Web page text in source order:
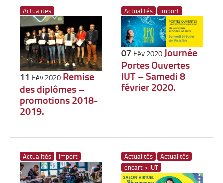
Actualités
11 Fév 2020 Remise
des diplômes –
promotions 2018-
2019.
Actualités import
07 Fév 2020 Journée
Portes Ouvertes
IUT – Samedi 8
février 2020.
Actualités import Actualités
Actualités
encart > IUT